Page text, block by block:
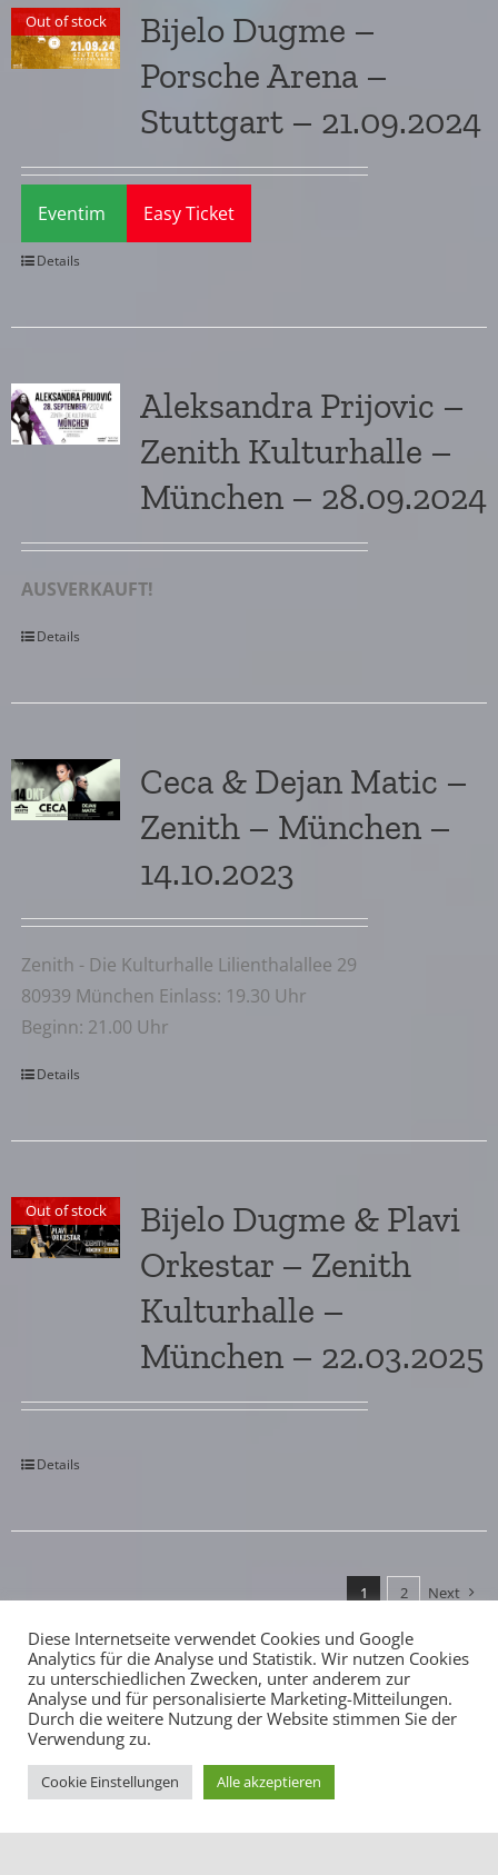
Out of stock
Bijelo Dugme –
Porsche Arena –
Stuttgart – 21.09.2024
Eventim Easy Ticket
Details
Aleksandra Prijovic –
Zenith Kulturhalle –
München – 28.09.2024
AUSVERKAUFT!
Details
Ceca & Dejan Matic –
Zenith – München –
14.10.2023
Zenith - Die Kulturhalle Lilienthalallee 29
80939 München Einlass: 19.30 Uhr
Beginn: 21.00 Uhr
Details
Out of stock
Bijelo Dugme & Plavi
Orkestar – Zenith
Kulturhalle –
München – 22.03.2025
Details
1 2 Next
Diese Internetseite verwendet Cookies und Google
Analytics für die Analyse und Statistik. Wir nutzen Cookies
zu unterschiedlichen Zwecken, unter anderem zur
Analyse und für personalisierte Marketing-Mitteilungen.
Durch die weitere Nutzung der Website stimmen Sie der
Verwendung zu.
Cookie Einstellungen Alle akzeptieren